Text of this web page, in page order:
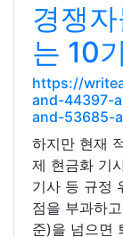
경쟁
는 10
https://
and-44397-
and-53685-
하지만 현재
제 현금화 기
기사 등 규정
점을 부과하
준)을 넘으면